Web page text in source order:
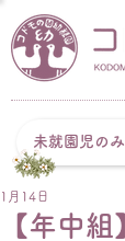
未就園児の
【年中
1月14日